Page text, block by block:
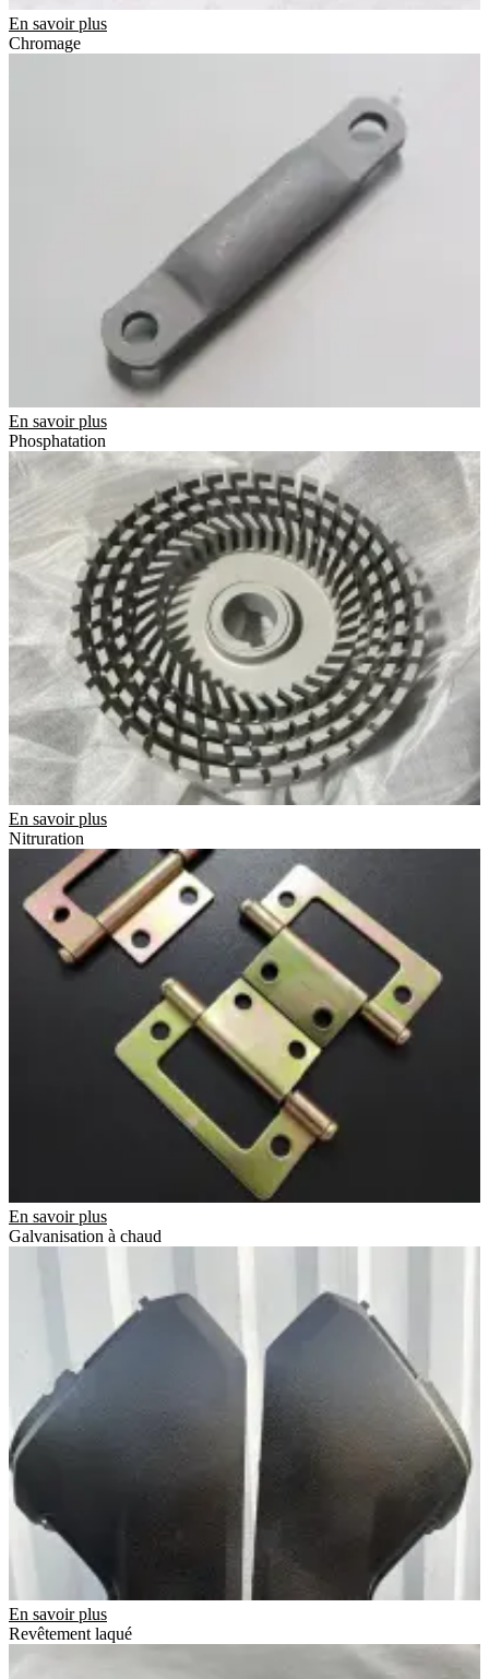
En savoir plus
Chromage
En savoir plus
Phosphatation
En savoir plus
Nitruration
En savoir plus
Galvanisation à chaud
En savoir plus
Revêtement laqué